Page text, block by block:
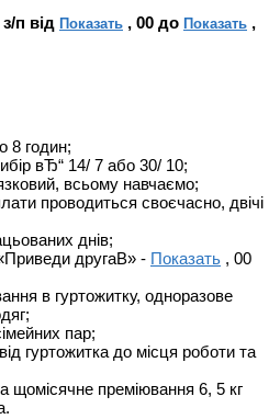
п від Показать , 00 до Показать ,
8 годин;
вЂ“ 14/ 7 або 30/ 10;
всьому навчаємо;
проводиться своєчасно, двічі
днів;
другаВ» - Показать , 00
в гуртожитку, одноразове
пар;
гуртожитка до місця роботи та
щомісячне преміювання 6, 5 кг